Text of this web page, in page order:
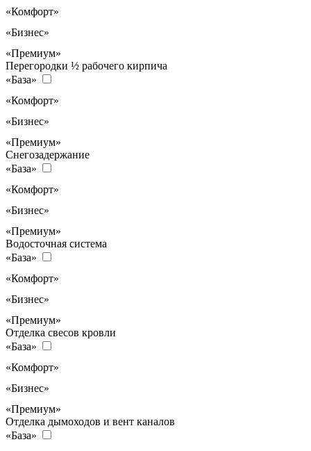
«Комфорт»
«Бизнес»
«Премиум»
Перегородки ½ рабочего кирпича
«База»
«Комфорт»
«Бизнес»
«Премиум»
Снегозадержание
«База»
«Комфорт»
«Бизнес»
«Премиум»
Водосточная система
«База»
«Комфорт»
«Бизнес»
«Премиум»
Отделка свесов кровли
«База»
«Комфорт»
«Бизнес»
«Премиум»
Отделка дымоходов и вент каналов
«База»